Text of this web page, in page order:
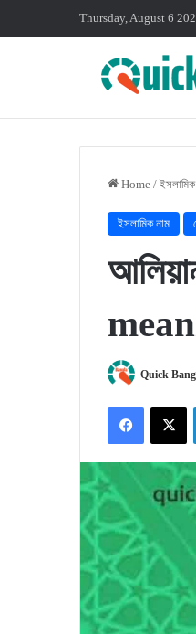
Thursday, August 6
Home /
ইসলামিক নাম
Quick
FacebookX